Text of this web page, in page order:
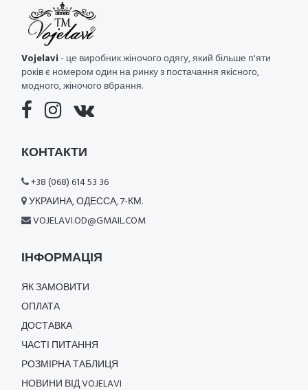
Vojelavi- це виробник жіночого одягу, який більше п'яти
років є номером один на ринку з постачання якісного,
модного, жіночого вбрання.
КОНТАКТИ
+38 (068) 614 53 36
УКРАИНА, ОДЕССА, 7-КМ.
VOJELAVI.OD@GMAIL.COM
ІНФОРМАЦІЯ
ЯК ЗАМОВИТИ
ОПЛАТА
ДОСТАВКА
ЧАСТІ ПИТАННЯ
РОЗМІРНА ТАБЛИЦЯ
НОВИНИ ВІД VOJELAVI